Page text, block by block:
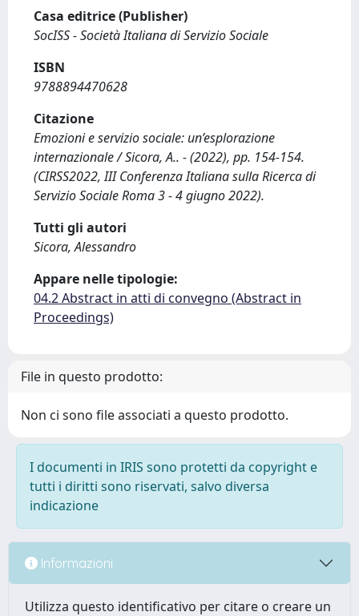
Casa editrice (Publisher)
SocISS - Società Italiana di Servizio Sociale
ISBN
9788894470628
Citazione
Emozioni e servizio sociale: un’esplorazione
internazionale / Sicora, A.. - (2022), pp. 154-154.
(CIRSS2022, III Conferenza Italiana sulla Ricerca di
Servizio Sociale Roma 3 - 4 giugno 2022).
Tutti gli autori
Sicora, Alessandro
Appare nelle tipologie:
04.2 Abstract in atti di convegno (Abstract in
Proceedings)
File in questo prodotto:
Non ci sono file associati a questo prodotto.
I documenti in IRIS sono protetti da copyright e
tutti i diritti sono riservati, salvo diversa
indicazione
Informazioni
Utilizza questo identificativo per citare o creare un